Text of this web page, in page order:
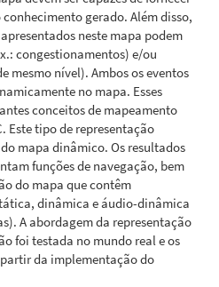
gerado. Além disso,
neste mapa podem
congestionamentos) e/ou
mesmo nível). Ambos os eventos
no mapa. Esses
conceitos de mapeamento
Este tipo de representação
mapa dinâmico. Os resultados
funções de navegação, bem
do mapa que contêm
dinâmica e áudio-dinâmica
A abordagem da representação
foi testada no mundo real e os
da implementação do